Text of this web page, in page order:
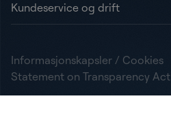
Kundeservice og drift
Informasjonskapsler / Cookies
Statement on Transparency Act